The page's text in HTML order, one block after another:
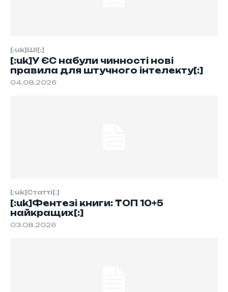
[:uk]ШІ[:]
[:uk]У ЄС набули чинності нові
правила для штучного інтелекту[:]
04.08.2026
[:uk]Статті[:]
[:uk]Фентезі книги: ТОП 10+5
найкращих[:]
03.08.2026